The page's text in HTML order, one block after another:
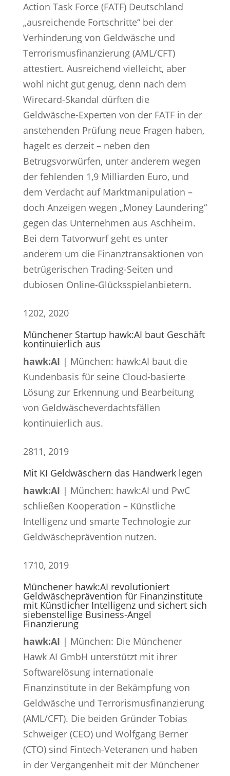
Action Task Force (FATF) Deutschland
„ausreichende Fortschritte“ bei der
Verhinderung von Geldwäsche und
Terrorismusfinanzierung (AML/CFT)
attestiert. Ausreichend vielleicht, aber
wohl nicht gut genug, denn nach dem
Wirecard-Skandal dürften die
Geldwäsche-Experten von der FATF in der
anstehenden Prüfung neue Fragen haben,
hagelt es derzeit – neben den
Betrugsvorwürfen, unter anderem wegen
der fehlenden 1,9 Milliarden Euro, und
dem Verdacht auf Marktmanipulation –
doch Anzeigen wegen „Money Laundering“
gegen das Unternehmen aus Aschheim.
Bei dem Tatvorwurf geht es unter
anderem um die Finanztransaktionen von
betrügerischen Trading-Seiten und
dubiosen Online-Glücksspielanbietern.
1202, 2020
Münchener Startup hawk:AI baut Geschäft
kontinuierlich aus
hawk:AI | München: hawk:AI baut die
Kundenbasis für seine Cloud-basierte
Lösung zur Erkennung und Bearbeitung
von Geldwäscheverdachtsfällen
kontinuierlich aus.
2811, 2019
Mit KI Geldwäschern das Handwerk legen
hawk:AI | München: hawk:AI und PwC
schließen Kooperation – Künstliche
Intelligenz und smarte Technologie zur
Geldwäscheprävention nutzen.
1710, 2019
Münchener hawk:AI revolutioniert
Geldwäscheprävention für Finanzinstitute
mit Künstlicher Intelligenz und sichert sich
siebenstellige Business-Angel
Finanzierung
hawk:AI | München: Die Münchener
Hawk AI GmbH unterstützt mit ihrer
Softwarelösung internationale
Finanzinstitute in der Bekämpfung von
Geldwäsche und Terrorismusfinanzierung
(AML/CFT). Die beiden Gründer Tobias
Schweiger (CEO) und Wolfgang Berner
(CTO) sind Fintech-Veteranen und haben
in der Vergangenheit mit der Münchener